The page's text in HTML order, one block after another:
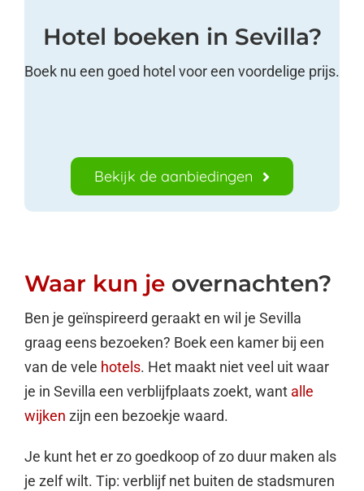
Hotel boeken in Sevilla?
Boek nu een goed hotel voor een voordelige prijs.
Bekijk de aanbiedingen
Waar kun jeovernachten?
Ben je geïnspireerd geraakt en wil je Sevilla
graag eens bezoeken? Boek een kamer bij een
van de vele hotels. Het maakt niet veel uit waar
je in Sevilla een verblijfplaats zoekt, want alle
wijken zijn een bezoekje waard.
Je kunt het er zo goedkoop of zo duur maken als
je zelf wilt. Tip: verblijf net buiten de stadsmuren